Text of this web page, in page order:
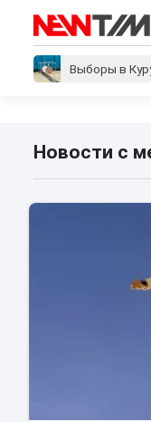
Выборы в
Новости с